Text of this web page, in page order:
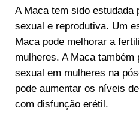
A Maca tem sido estudada
sexual e reprodutiva. Um
Maca pode melhorar a
mulheres. A Maca
sexual em mulheres na
pode aumentar os níveis
com disfunção erétil.